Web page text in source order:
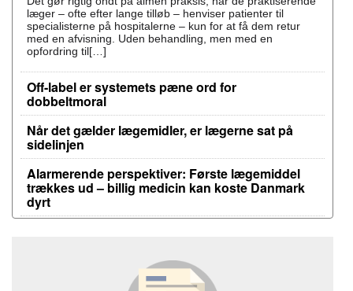
læger – ofte efter lange tilløb – henviser patienter til
specialisterne på hospitalerne – kun for at få dem retur
med en afvisning. Uden behandling, men med en
opfordring til[…]
Off-label er systemets pæne ord for
dobbeltmoral
Når det gælder lægemidler, er lægerne sat på
sidelinjen
Alarmerende perspektiver: Første lægemiddel
trækkes ud – billig medicin kan koste Danmark
dyrt